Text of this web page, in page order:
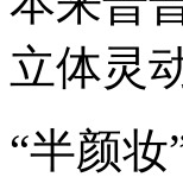
立体灵
“半颜妆